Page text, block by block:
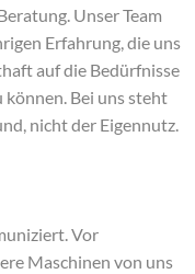
Unser Team
Erfahrung, die uns
auf die Bedürfnisse
können. Bei uns steht
nicht der Eigennutz.
Vor
Maschinen von uns